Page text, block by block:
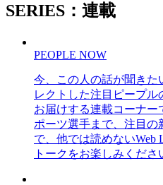
SERIES：連載
PEOPLE NOW
今、この人の話が聞きた
レクトした注目ピープ
お届けする連載コーナー
ポーツ選手まで、注目の
で、他では読めないWeb
トークをお楽しみくださ